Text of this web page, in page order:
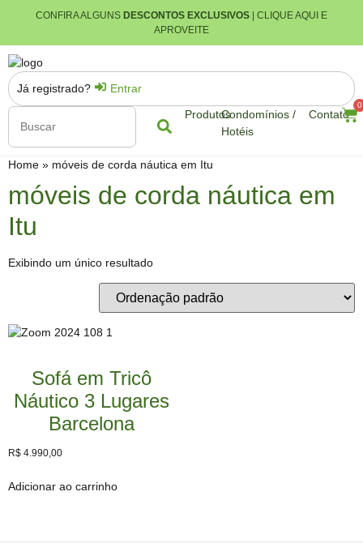
CONFIRA ALGUNS DESCONTOS EXCLUSIVOS | CLIQUE AQUI E
APROVEITE
ProdutosCondomínios /
Hotéis
Contato
0
Já registrado? Entrar
Home » móveis de corda náutica em Itu
móveis de corda náutica em
Itu
Exibindo um único resultado
Sofá em Tricô
Náutico 3 Lugares
Barcelona
R$ 4.990,00
Adicionar ao carrinho